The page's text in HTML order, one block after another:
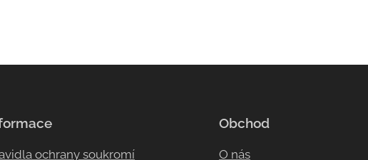
ochrany soukromí
Obchod
O nás